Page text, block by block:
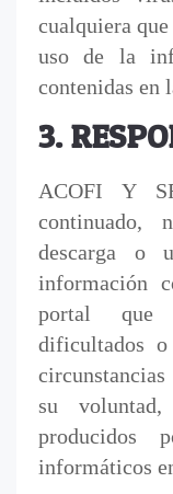
cualquiera
uso de la
contenidas en
3.
ACOFI Y
continuado,
descarga o
información
portal que
dificultados
su
producidos
informáticos